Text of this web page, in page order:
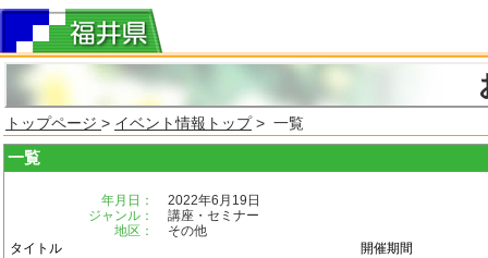
トップページ > イベント情報トップ> 一覧
一覧
年月日：
2022年6月19日
ジャンル：
講座・セミナー
地区：
その他
タイトル
開催期間